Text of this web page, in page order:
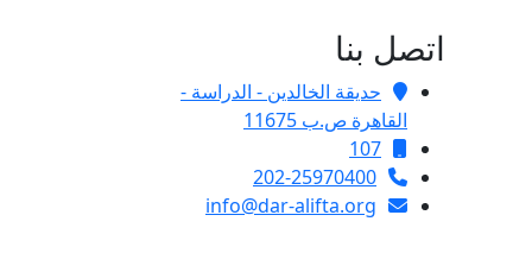
اتصل بنا
حديقة الخالدين - الدراسة -
القاهرة ص.ب 11675
107
202-25970400
info@dar-alifta.org